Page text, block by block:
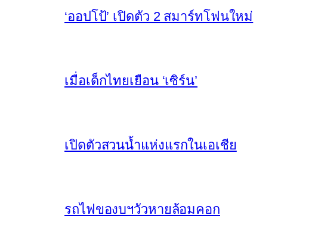
‘ออปโป้’ เปิดตัว 2 สมาร์ทโฟนใหม่
เมื่อเด็กไทยเยือน ‘เซิร์น’
เปิดตัวสวนน้ำแห่งแรกในเอเชีย
รถไฟของบฯวัวหายล้อมคอก